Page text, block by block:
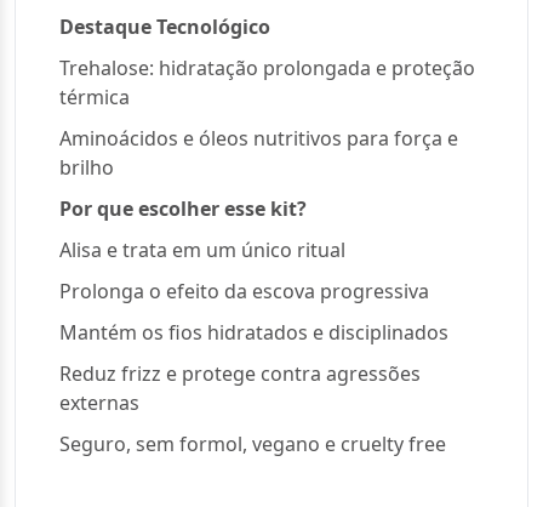
Destaque Tecnológico
Trehalose: hidratação prolongada e proteção
térmica
Aminoácidos e óleos nutritivos para força e
brilho
Por que escolher esse kit?
Alisa e trata em um único ritual
Prolonga o efeito da escova progressiva
Mantém os fios hidratados e disciplinados
Reduz frizz e protege contra agressões
externas
Seguro, sem formol, vegano e cruelty free